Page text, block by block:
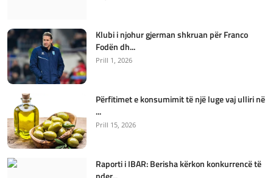
Klubi i njohur gjerman shkruan për Franco
Fodën dh...
Prill 1, 2026
Përfitimet e konsumimit të një luge vaj ulliri në
...
Prill 15, 2026
Raporti i IBAR: Berisha kërkon konkurrencë të